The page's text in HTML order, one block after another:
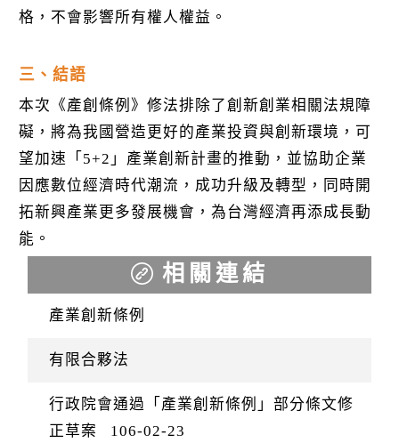
格，不會影響所有權人權益。
三、結語
本次《產創條例》修法排除了創新創業相關法規障
礙，將為我國營造更好的產業投資與創新環境，可
望加速「5+2」產業創新計畫的推動，並協助企業
因應數位經濟時代潮流，成功升級及轉型，同時開
拓新興產業更多發展機會，為台灣經濟再添成長動
能。
相關連結
產業創新條例
有限合夥法
行政院會通過「產業創新條例」部分條文修
正草案
106-02-23